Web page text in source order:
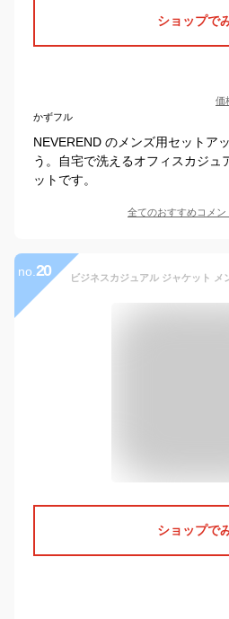
ショップで
価
かずフル
NEVEREND のメンズ用セットア
う。自宅で洗えるオフィスカジュ
ットです。
全てのおすすめコメン
no. 20
ショップで